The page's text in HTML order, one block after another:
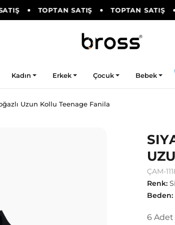
TOPTAN SATIŞ TOPTAN SATIŞ
Kadın Erkek Çocuk Bebek
Uzun Kollu Teenage Fanila
ÇAM-
Renk:
Beden:
6 Adet